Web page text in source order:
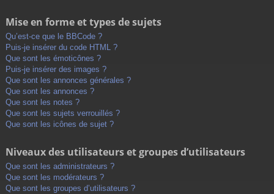
Mise en forme et types de sujets
Qu’est-ce que le BBCode ?
Puis-je insérer du code HTML ?
Que sont les émoticônes ?
Puis-je insérer des images ?
Que sont les annonces générales ?
Que sont les annonces ?
Que sont les notes ?
Que sont les sujets verrouillés ?
Que sont les icônes de sujet ?
Niveaux des utilisateurs et groupes d’utilisateurs
Que sont les administrateurs ?
Que sont les modérateurs ?
Que sont les groupes d’utilisateurs ?